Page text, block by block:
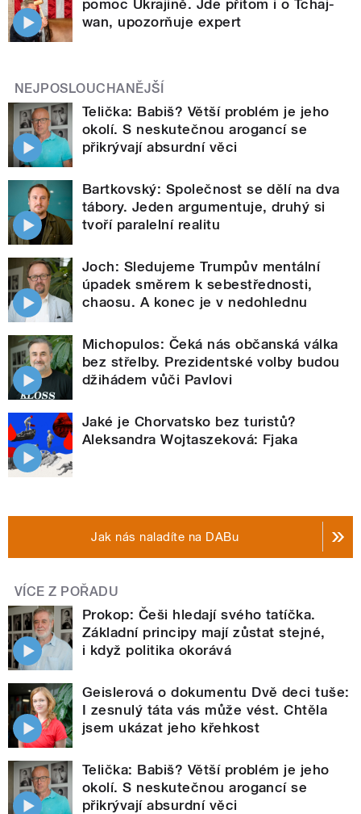
pomoc Ukrajině. Jde přitom i o Tchaj-
wan, upozorňuje expert
NEJPOSLOUCHANĚJŠÍ
Telička: Babiš? Větší problém je jeho
okolí. S neskutečnou arogancí se
přikrývají absurdní věci
Bartkovský: Společnost se dělí na dva
tábory. Jeden argumentuje, druhý si
tvoří paralelní realitu
Joch: Sledujeme Trumpův mentální
úpadek směrem k sebestřednosti,
chaosu. A konec je v nedohlednu
Michopulos: Čeká nás občanská válka
bez střelby. Prezidentské volby budou
džihádem vůči Pavlovi
Jaké je Chorvatsko bez turistů?
Aleksandra Wojtaszeková: Fjaka
Jak nás naladíte na DABu
VÍCE Z POŘADU
Prokop: Češi hledají svého tatíčka.
Základní principy mají zůstat stejné,
i když politika okorává
Geislerová o dokumentu Dvě deci tuše:
I zesnulý táta vás může vést. Chtěla
jsem ukázat jeho křehkost
Telička: Babiš? Větší problém je jeho
okolí. S neskutečnou arogancí se
přikrývají absurdní věci